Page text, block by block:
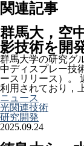
関連記事
群馬大，空
影技術を開
群馬大学の研究グ
中ディスプレー技
ースリリース）。
利用されており，
ニュース
光関連技術
研究開発
2025.09.24